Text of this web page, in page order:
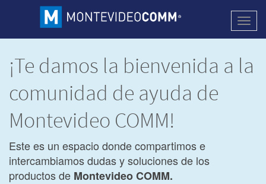
¡Te damos la bienvenida a la
comunidad de ayuda de
Montevideo COMM!
Este es un espacio donde compartimos e
intercambiamos dudas y soluciones de los
productos de Montevideo COMM.